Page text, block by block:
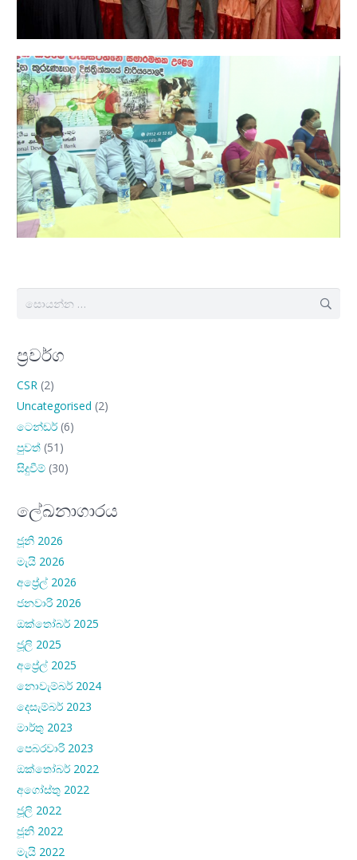
සොයන්න:
ප්‍රවර්ග
CSR (2)
Uncategorised (2)
ටෙන්ඩර් (6)
පුවත් (51)
සිදුවීම් (30)
ලේඛනාගාරය
ජූනි 2026
මැයි 2026
අප්‍රේල් 2026
ජනවාරි 2026
ඔක්තෝබර් 2025
ජූලි 2025
අප්‍රේල් 2025
නොවැම්බර් 2024
දෙසැම්බර් 2023
මාර්තු 2023
පෙබරවාරි 2023
ඔක්තෝබර් 2022
අගෝස්තු 2022
ජූලි 2022
ජූනි 2022
මැයි 2022